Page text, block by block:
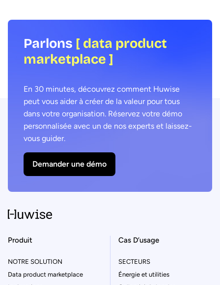
products pour délivrer
transformateurs.
Parlons [ data product
marketplace ]
En 30 minutes, découvrez comment Huwise
peut vous aider à créer de la valeur pour tous
dans votre organisation. Réservez votre démo
personnalisée avec un de nos experts et laissez-
vous guider.
Demander une démo
Produit
NOTRE SOLUTION
Data product marketplace
Cas D’usage
SECTEURS
Énergie et utilities